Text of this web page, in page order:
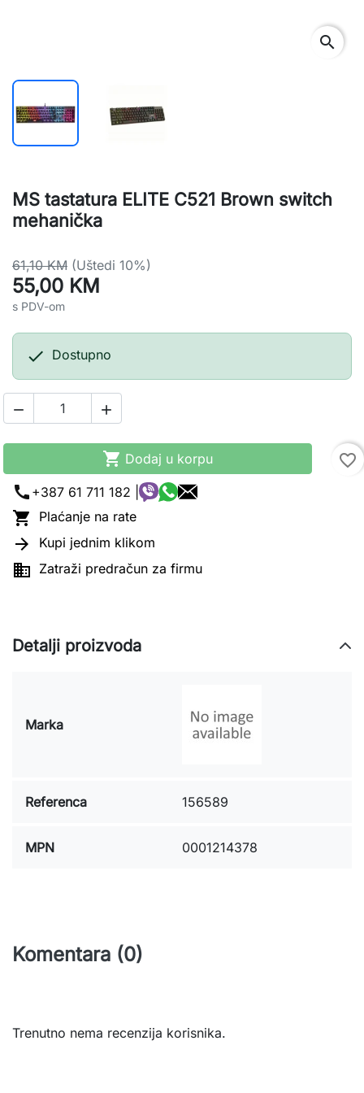
search
MS tastatura ELITE C521 Brown switch
mehanička
61,10 KM (Uštedi 10%)
55,00 KM
s PDV-om
 Dostupno
 
 Dodaj u korpu
favorite_border
call +387 61 711 182 |
 Plaćanje na rate
 Kupi jednim klikom
 Zatraži predračun za firmu
Detalji proizvoda
Marka
Referenca 156589
MPN 0001214378
Komentara (0)
Trenutno nema recenzija korisnika.